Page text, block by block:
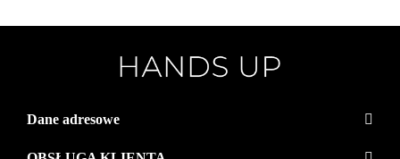
Dane adresowe